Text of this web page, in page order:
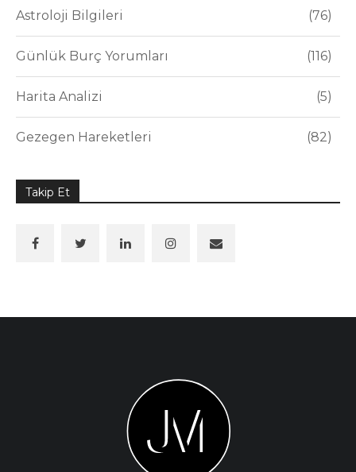
Astroloji Bilgileri 76
Günlük Burç Yorumları 116
Harita Analizi 5
Gezegen Hareketleri 82
Takip Et